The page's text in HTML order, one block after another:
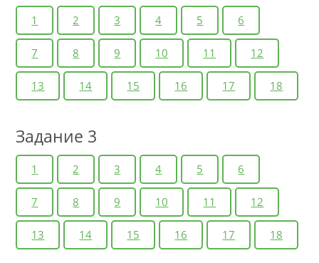
1 2 3 4 5 6
7 8 9 10 11 12
13 14 15 16 17 18
Задание 3
1 2 3 4 5 6
7 8 9 10 11 12
13 14 15 16 17 18